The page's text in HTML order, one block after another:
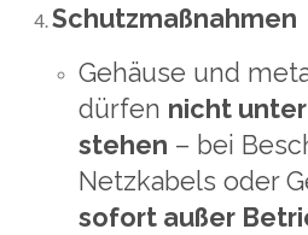
Schutzmaßnahmen
Gehäuse und
dürfen nicht
stehen – bei
Netzkabels oder
sofort außer